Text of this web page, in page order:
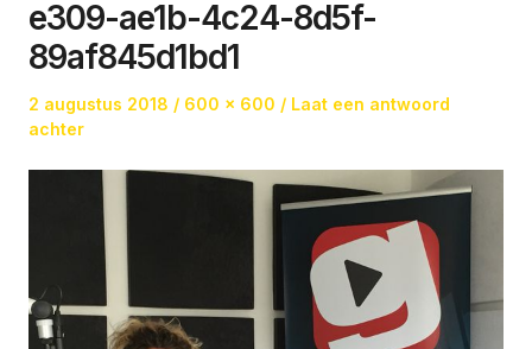
e309-ae1b-4c24-8d5f-
89af845d1bd1
Geplaatst
op
2 augustus 2018
Volledige
600 × 600
Laat een antwoord
achter